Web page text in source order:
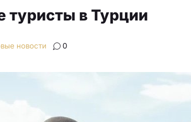
туристы в Турции
новости 0